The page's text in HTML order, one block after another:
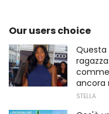
Our users choice
Questa
ancora
STELLA